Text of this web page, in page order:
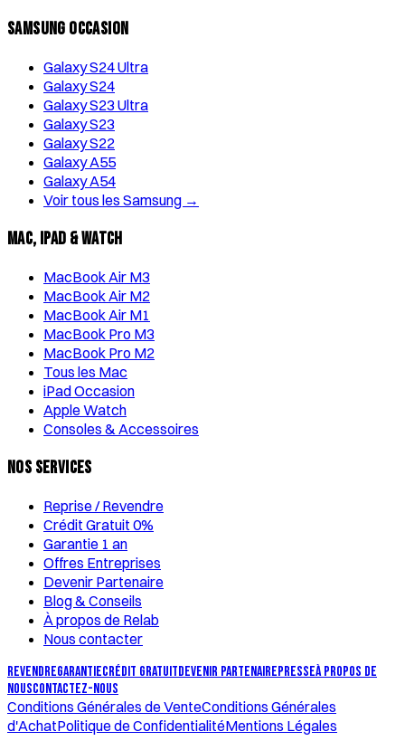
Samsung Occasion
Galaxy S24 Ultra
Galaxy S24
Galaxy S23 Ultra
Galaxy S23
Galaxy S22
Galaxy A55
Galaxy A54
Voir tous les Samsung →
Mac, iPad & Watch
MacBook Air M3
MacBook Air M2
MacBook Air M1
MacBook Pro M3
MacBook Pro M2
Tous les Mac
iPad Occasion
Apple Watch
Consoles & Accessoires
Nos Services
Reprise / Revendre
Crédit Gratuit 0%
Garantie 1 an
Offres Entreprises
Devenir Partenaire
Blog & Conseils
À propos de Relab
Nous contacter
REVENDREGARANTIECRÉDIT GRATUITDEVENIR PARTENAIREPRESSEÀ PROPOS DE
NOUSCONTACTEZ-NOUS
Conditions Générales de VenteConditions Générales
d'AchatPolitique de ConfidentialitéMentions Légales